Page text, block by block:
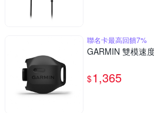
聯名卡最高回饋7%
GARMIN 雙模速
$1,365